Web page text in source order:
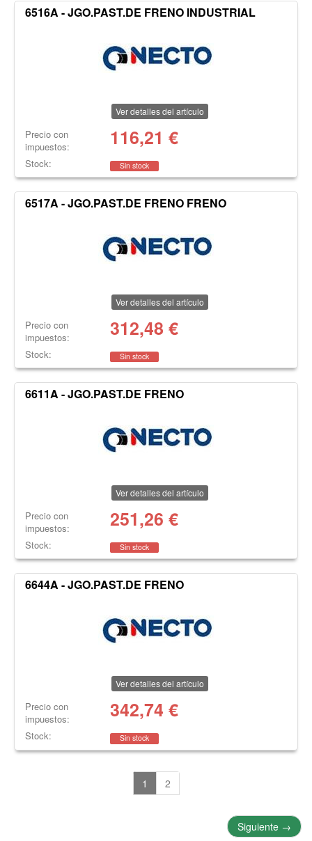
6516A - JGO.PAST.DE FRENO INDUSTRIAL
Ver detalles del artículo
Precio con
impuestos:
116,21 €
Stock: Sin stock
6517A - JGO.PAST.DE FRENO FRENO
Ver detalles del artículo
Precio con
impuestos:
312,48 €
Stock: Sin stock
6611A - JGO.PAST.DE FRENO
Ver detalles del artículo
Precio con
impuestos:
251,26 €
Stock: Sin stock
6644A - JGO.PAST.DE FRENO
Ver detalles del artículo
Precio con
impuestos:
342,74 €
Stock: Sin stock
1 2
Siguiente →